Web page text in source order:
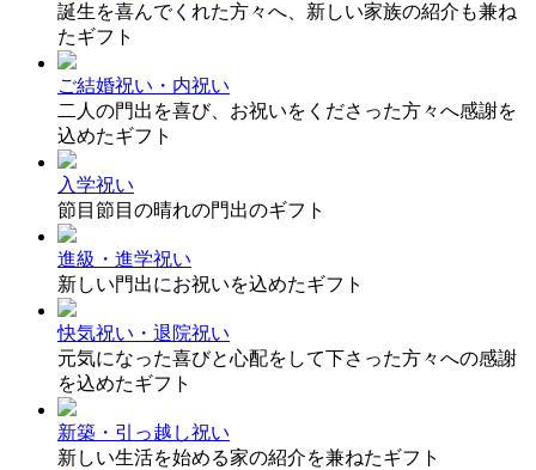
誕生を喜んでくれた方々へ、新しい家族の紹介も兼ね
たギフト
ご結婚祝い・内祝い
二人の門出を喜び、お祝いをくださった方々へ感謝を
込めたギフト
入学祝い
節目節目の晴れの門出のギフト
進級・進学祝い
新しい門出にお祝いを込めたギフト
快気祝い・退院祝い
元気になった喜びと心配をして下さった方々への感謝
を込めたギフト
新築・引っ越し祝い
新しい生活を始める家の紹介を兼ねたギフト